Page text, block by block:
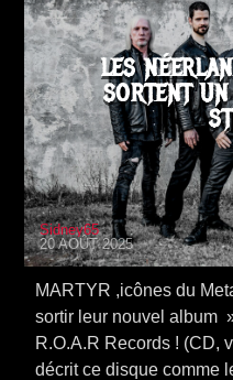
LES
SORTENT
Sidney65
20 AOÛT 2025
MARTYR ,icônes du
sortir leur nouvel album
R.O.A.R Records ! (CD,
décrit ce disque comme